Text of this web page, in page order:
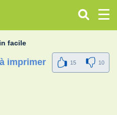
facile
imprimer 15 10